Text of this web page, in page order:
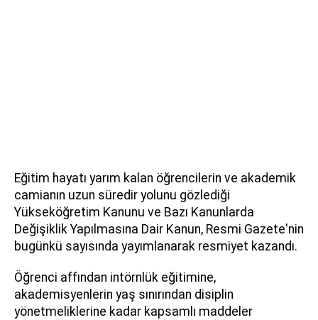
Eğitim hayatı yarım kalan öğrencilerin ve akademik
camianın uzun süredir yolunu gözlediği
Yükseköğretim Kanunu ve Bazı Kanunlarda
Değişiklik Yapılmasına Dair Kanun, Resmi Gazete'nin
bugünkü sayısında yayımlanarak resmiyet kazandı.
Öğrenci affından intörnlük eğitimine,
akademisyenlerin yaş sınırından disiplin
yönetmeliklerine kadar kapsamlı maddeler